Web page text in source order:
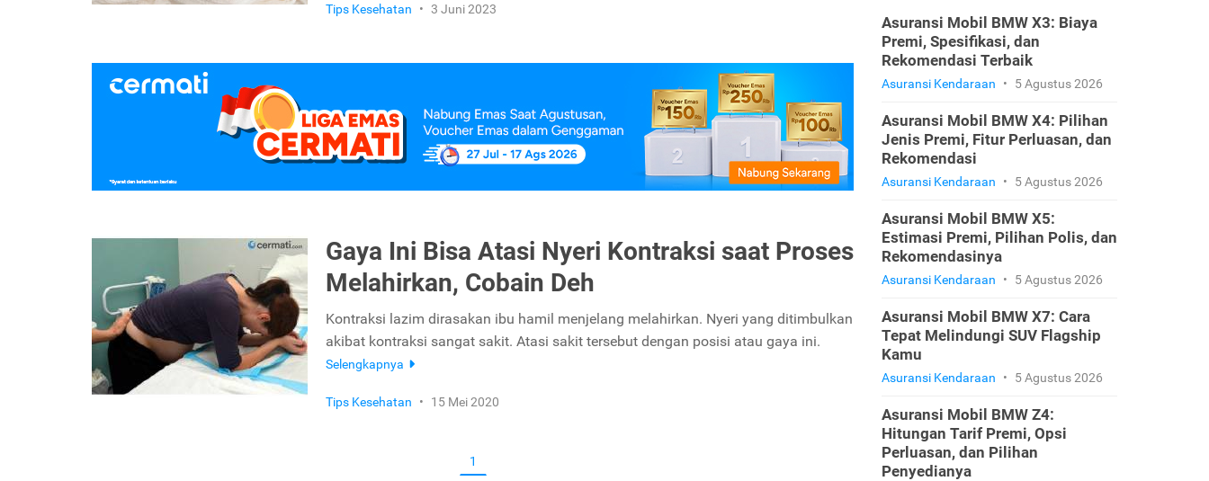
Tips Kesehatan • 3 Juni 2023
Gaya Ini Bisa Atasi Nyeri Kontraksi saat Proses
Melahirkan, Cobain Deh
Kontraksi lazim dirasakan ibu hamil menjelang melahirkan. Nyeri yang ditimbulkan
akibat kontraksi sangat sakit. Atasi sakit tersebut dengan posisi atau gaya ini.
Selengkapnya
Tips Kesehatan • 15 Mei 2020
1
Asuransi Mobil BMW X3: Biaya
Premi, Spesifikasi, dan
Rekomendasi Terbaik
Asuransi Kendaraan • 5 Agustus 2026
Asuransi Mobil BMW X4: Pilihan
Jenis Premi, Fitur Perluasan, dan
Rekomendasi
Asuransi Kendaraan • 5 Agustus 2026
Asuransi Mobil BMW X5:
Estimasi Premi, Pilihan Polis, dan
Rekomendasinya
Asuransi Kendaraan • 5 Agustus 2026
Asuransi Mobil BMW X7: Cara
Tepat Melindungi SUV Flagship
Kamu
Asuransi Kendaraan • 5 Agustus 2026
Asuransi Mobil BMW Z4:
Hitungan Tarif Premi, Opsi
Perluasan, dan Pilihan
Penyedianya